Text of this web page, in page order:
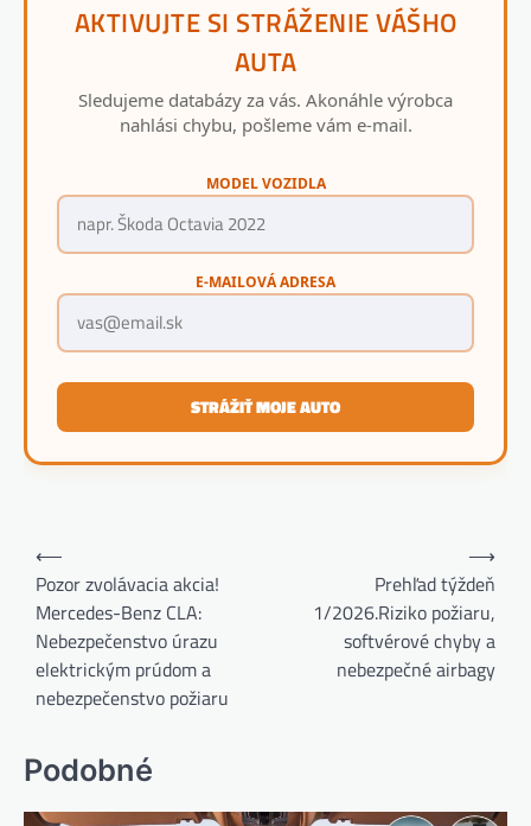
AKTIVUJTE SI STRÁŽENIE VÁŠHO
AUTA
Sledujeme databázy za vás. Akonáhle výrobca
nahlási chybu, pošleme vám e-mail.
MODEL VOZIDLA
E-MAILOVÁ ADRESA
STRÁŽIŤ MOJE AUTO
Navigácia
článku
⟵
Pozor zvolávacia akcia!
Mercedes-Benz CLA:
Nebezpečenstvo úrazu
elektrickým prúdom a
nebezpečenstvo požiaru
Prehľad týždeň
1/2026.Riziko požiaru,
softvérové ​​chyby a
nebezpečné airbagy
⟶
Podobné